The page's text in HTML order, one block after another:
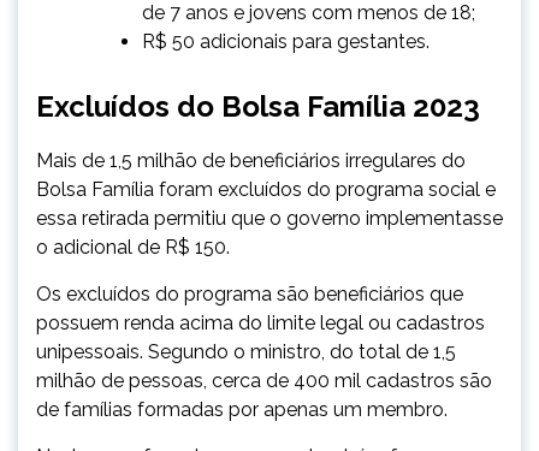
de 7 anos e jovens com menos de 18;
R$ 50 adicionais para gestantes.
Excluídos do Bolsa Família 2023
Mais de 1,5 milhão de beneficiários irregulares do
Bolsa Família foram excluídos do programa social e
essa retirada permitiu que o governo implementasse
o adicional de R$ 150.
Os excluídos do programa são beneficiários que
possuem renda acima do limite legal ou cadastros
unipessoais. Segundo o ministro, do total de 1,5
milhão de pessoas, cerca de 400 mil cadastros são
de famílias formadas por apenas um membro.